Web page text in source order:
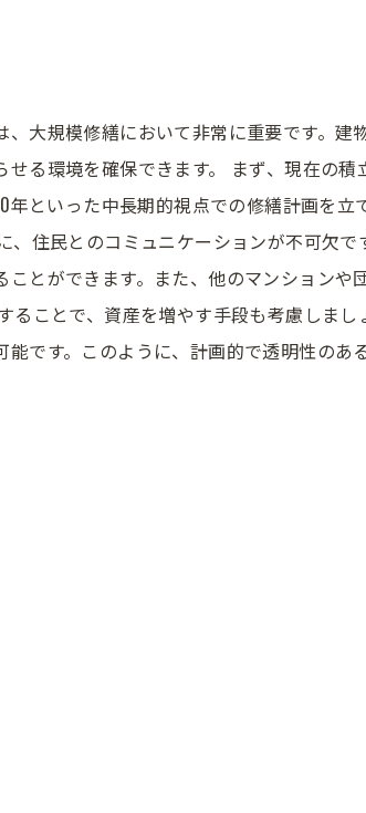
大規模修繕において非常に重要です。
る環境を確保できます。 まず、現在の
といった中長期的視点での修繕計画を
住民とのコミュニケーションが不可欠で
とができます。また、他のマンションや
ことで、資産を増やす手段も考慮しま
です。このように、計画的で透明性の